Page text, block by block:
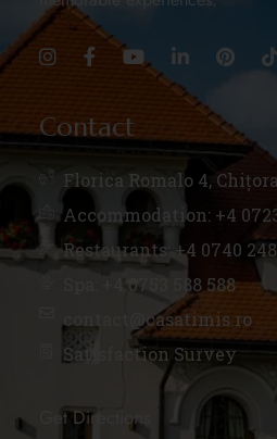
Contact
Florica Romalo 4,
Accommodation: +4
Restaurants: +4 0740
Spa: +4 0753 588 588
contact@casatimis.ro
Satisfaction Survey
Get Directions